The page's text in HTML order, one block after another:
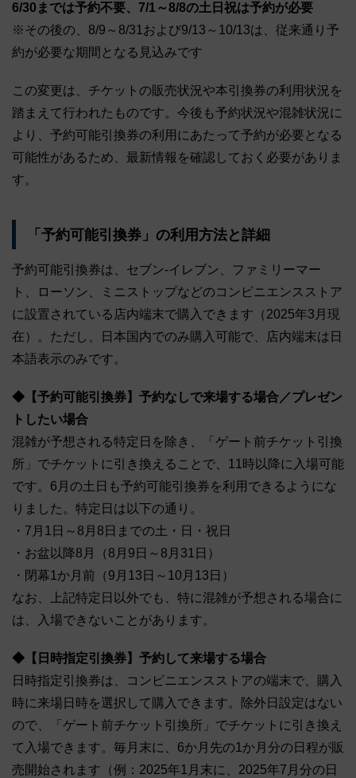
6/30までは予約不要、7/1～8/8の土日祝は予約が必要
※その後の、8/9～8/31および9/13～10/13は、従来通り予
約が必要な期間となる見込みです
この変更は、チケットの販売状況や本引換券の利用状況を
踏まえて行われたものです。今後も予約状況や混雑状況に
より、予約可能引換券の利用にあたって予約が必要となる
可能性があるため、最新情報を確認しておく必要がありま
す。
「予約可能引換券」の利用方法と詳細
予約可能引換券は、セブン-イレブン、ファミリーマー
ト、ローソン、ミニストップなどのコンビニエンスストア
に設置されている店内端末で購入できます（2025年3月現
在）。ただし、日本国内でのみ購入可能で、店内端末は日
本語表示のみです。
◆【予約可能引換券】予約なしで来場する場合／プレゼン
トしたい場合
混雑が予想される特定日を除き、「ゲート前チケット引換
所」でチケットに引き換えることで、11時以降に入場可能
です。6月の土日も予約可能引換券を利用できるようにな
りました。特定日は以下の通り。
・7月1日～8月8日までの土・日・祝日
・お盆以降8月（8月9日～8月31日）
・閉幕1か月前（9月13日～10月13日）
なお、上記特定日以外でも、特に混雑が予想される場合に
は、入場できないことがあります。
◆【日時指定引換券】予約して来場する場合
日時指定引換券は、コンビニエンスストアの端末で、購入
時に来場日時を選択して購入できます。除外日設定はない
ので、「ゲート前チケット引換所」でチケットに引き換え
て入場できます。毎月末に、6か月先の1か月分の日程が販
売開始されます（例：2025年1月末に、2025年7月分の日